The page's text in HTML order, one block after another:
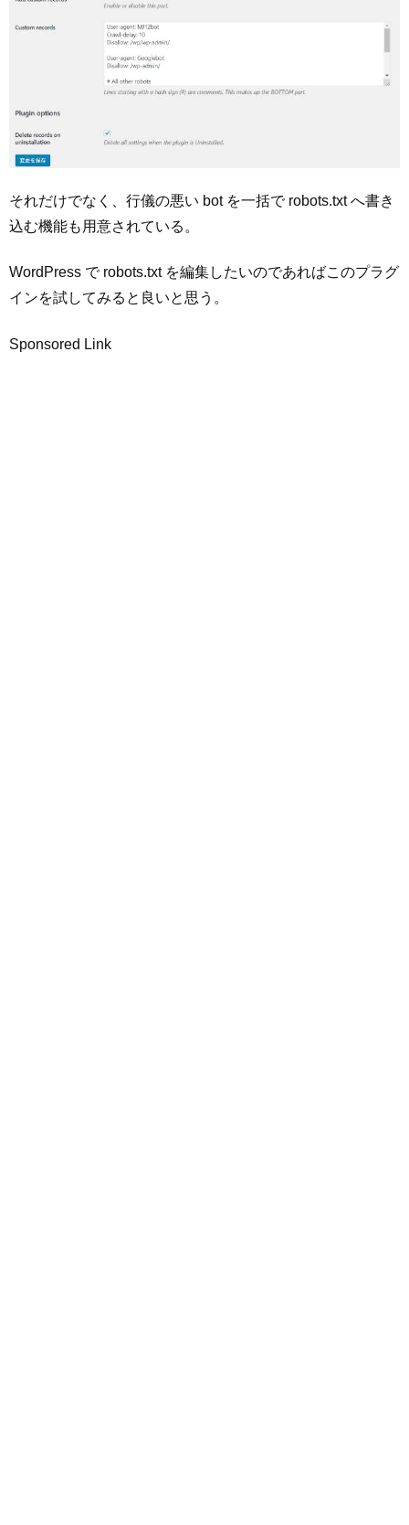
それだけでなく、行儀の悪い bot を一括で robots.txt へ書き
込む機能も用意されている。
WordPress で robots.txt を編集したいのであればこのプラグ
インを試してみると良いと思う。
Sponsored Link